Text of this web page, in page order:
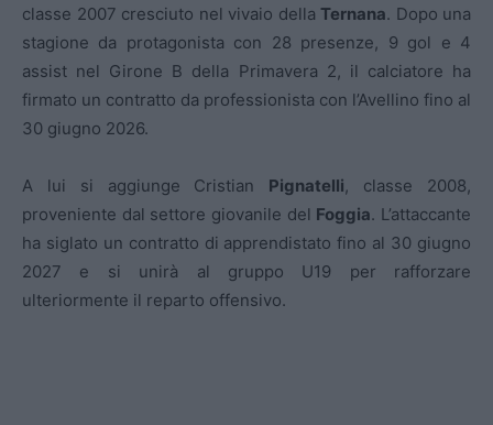
classe 2007 cresciuto nel vivaio della Ternana. Dopo una
stagione da protagonista con 28 presenze, 9 gol e 4
assist nel Girone B della Primavera 2, il calciatore ha
firmato un contratto da professionista con l’Avellino fino al
30 giugno 2026.
A lui si aggiunge Cristian Pignatelli, classe 2008,
proveniente dal settore giovanile del Foggia. L’attaccante
ha siglato un contratto di apprendistato fino al 30 giugno
2027 e si unirà al gruppo U19 per rafforzare
ulteriormente il reparto offensivo.